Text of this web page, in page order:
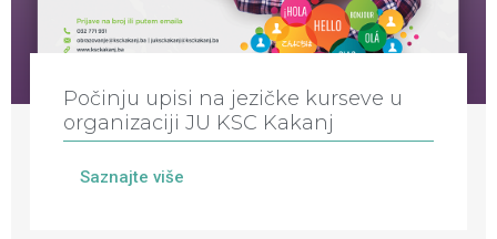
Počinju upisi na jezičke kurseve u
organizaciji JU KSC Kakanj
Saznajte više